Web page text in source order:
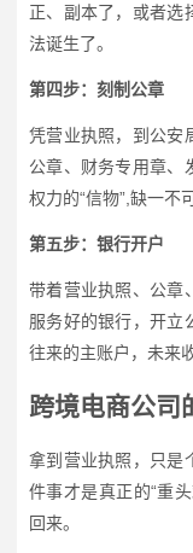
正、副本了，或者选
法诞生了。
第四步：刻制公章
凭营业执照，到公安
公章、财务专用章、
权力的“信物”,缺一不可
第五步：银行开户
带着营业执照、公章
服务好的银行，开立
往来的主账户，未来
跨境电商公司
拿到营业执照，只是
件事才是真正的“重
回来。